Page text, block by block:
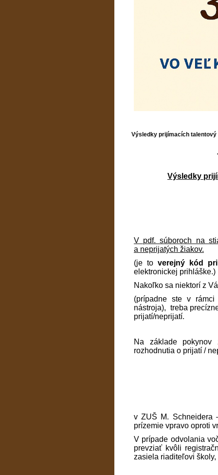
Výsledky prijímacích
Výsledky
V pdf. súboroch na
a neprijatých žiakov.
(je to verejný kód
elektronickej prihláške.)
Nakoľko sa niektorí z
(prípadne ste v rámci
nástroja), treba
prijatí/neprijatí.
Na základe pokynov
rozhodnutia o prijatí /
v ZUŠ M. Schneidera
prízemie vpravo oproti
V prípade odvolania
prevziať kvôli
zasiela riaditeľovi